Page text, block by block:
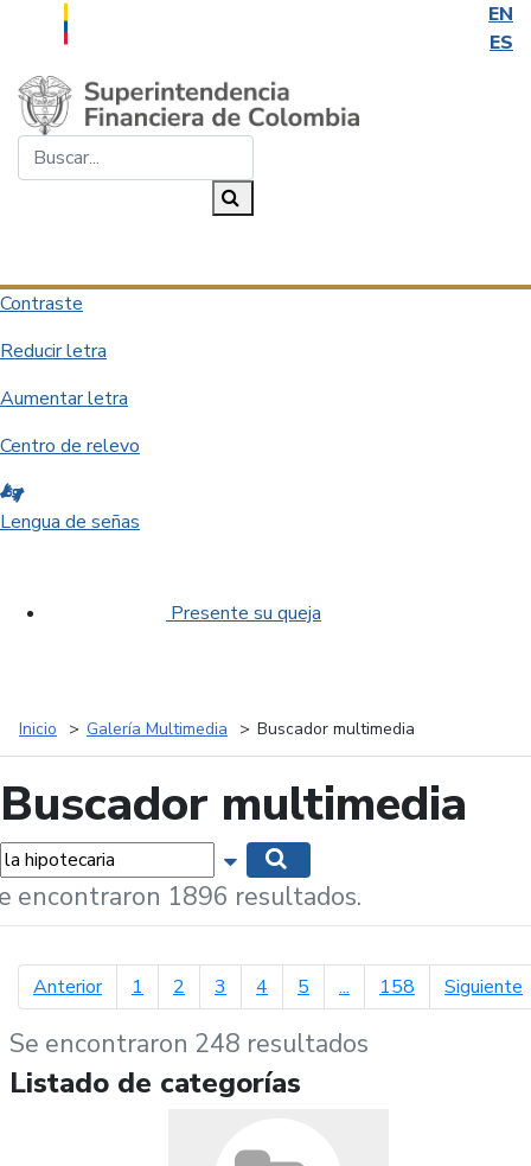
EN
ES
Saltar al contenido principal
Contraste
Reducir letra
Aumentar letra
Centro de relevo
Lengua de señas
Presente su queja
Inicio Galería Multimedia Buscador multimedia
Buscador multimedia
Mostrar opciones de búsqueda
encontraron 1896 resultados.
Anteriorpágina anterior
1 2 3 4 5 ... 158 Siguiente
Se encontraron 248 resultados
Listado de categorías